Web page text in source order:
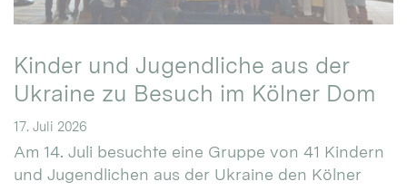
Kinder und Jugendliche aus der
Ukraine zu Besuch im Kölner Dom
17. Juli 2026
Am 14. Juli besuchte eine Gruppe von 41 Kindern
und Jugendlichen aus der Ukraine den Kölner